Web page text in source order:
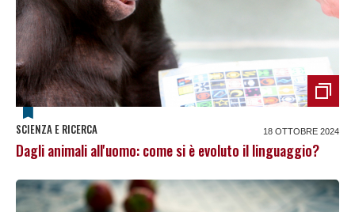
SCIENZA E RICERCA 18 OTTOBRE 2024
Dagli animali all'uomo: come si è evoluto il linguaggio?